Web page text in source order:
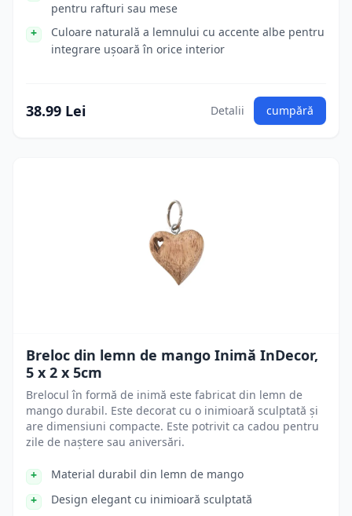
pentru rafturi sau mese
Culoare naturală a lemnului cu accente albe pentru
integrare ușoară în orice interior
38.99 Lei Detalii cumpără
Breloc din lemn de mango Inimă InDecor,
5 x 2 x 5cm
Brelocul în formă de inimă este fabricat din lemn de
mango durabil. Este decorat cu o inimioară sculptată și
are dimensiuni compacte. Este potrivit ca cadou pentru
zile de naștere sau aniversări.
Material durabil din lemn de mango
Design elegant cu inimioară sculptată